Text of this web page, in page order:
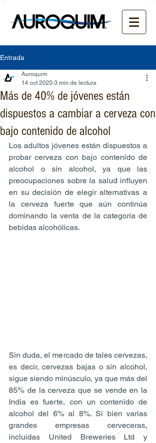
Entrada
Más de 40% de jóvenes están
dispuestos a cambiar a cerveza con
bajo contenido de alcohol
Auroquim
14 oct 2020 3 min de lectura
Los adultos jóvenes están dispuestos a
probar cerveza con bajo contenido de
alcohol o sin alcohol, ya que las
preocupaciones sobre la salud influyen
en su decisión de elegir alternativas a
la cerveza fuerte que aún continúa
dominando la venta de la categoría de
bebidas alcohólicas.
Sin duda, el mercado de tales cervezas,
es decir, cervezas bajas o sin alcohol,
sigue siendo minúsculo, ya que más del
85% de la cerveza que se vende en la
India es fuerte, con un contenido de
alcohol del 6% al 8%. Si bien varias
grandes empresas cerveceras,
incluidas United Breweries Ltd y